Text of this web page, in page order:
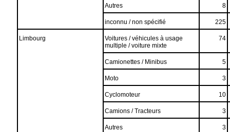
Autres 8
inconnu / non spécifié 225
Limbourg
Voitures / véhicules à usage
multiple / voiture mixte
74
Camionettes / Minibus 5
Moto 3
Cyclomoteur 10
Camions / Tracteurs 3
Autres 3